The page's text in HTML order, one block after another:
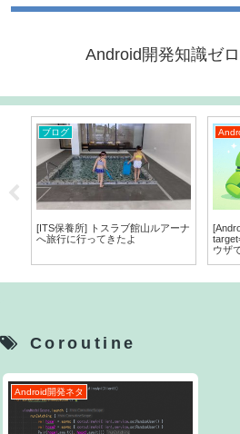
Android開発知識ゼ
ブログ
[ITS保養所] トスラブ館山ルアーナ
へ旅行に行ってきたよ
ウザ
Coroutine
Android開発ネタ